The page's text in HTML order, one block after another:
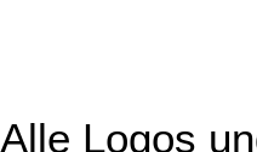
Alle Logos